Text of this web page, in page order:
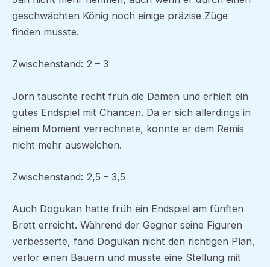
geschwächten König noch einige präzise Züge
finden musste.
Zwischenstand: 2 – 3
Jörn tauschte recht früh die Damen und erhielt ein
gutes Endspiel mit Chancen. Da er sich allerdings in
einem Moment verrechnete, konnte er dem Remis
nicht mehr ausweichen.
Zwischenstand: 2,5 – 3,5
Auch Dogukan hatte früh ein Endspiel am fünften
Brett erreicht. Während der Gegner seine Figuren
verbesserte, fand Dogukan nicht den richtigen Plan,
verlor einen Bauern und musste eine Stellung mit